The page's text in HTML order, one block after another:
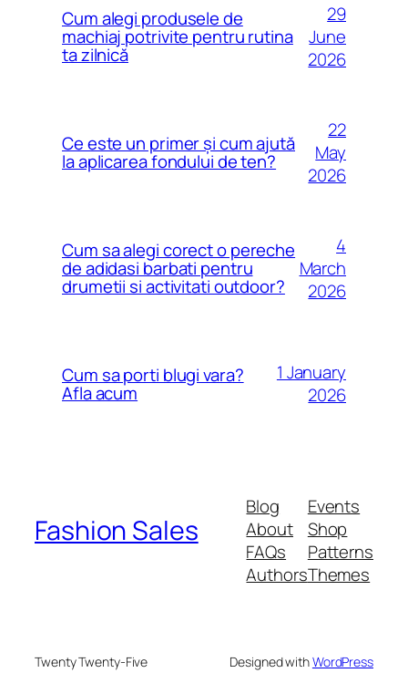
Cum alegi produsele de
machiaj potrivite pentru rutina
ta zilnică
29
June
2026
Ce este un primer și cum ajută
la aplicarea fondului de ten?
22
May
2026
Cum sa alegi corect o pereche
de adidasi barbati pentru
drumetii si activitati outdoor?
4
March
2026
Cum sa porti blugi vara?
Afla acum
1 January
2026
Fashion Sales
Blog
About
FAQs
Authors
Events
Shop
Patterns
Themes
Twenty Twenty-Five Designed withWordPress